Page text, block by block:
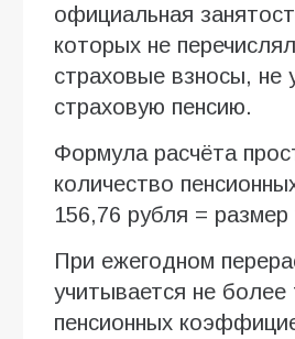
официальная
которых не
страховые взносы, не
страховую пенсию.
Формула расчёта
количество
156,76 рубля = размер
При ежегодном
учитывается не более
пенсионных